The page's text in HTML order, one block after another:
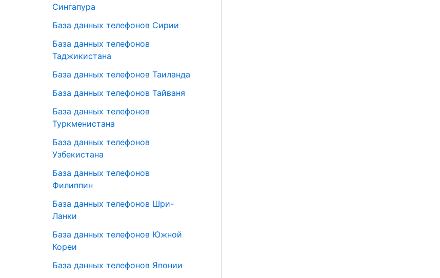
Сингапура
База данных телефонов Сирии
База данных телефонов
Таджикистана
База данных телефонов Таиланда
База данных телефонов Тайваня
База данных телефонов
Туркменистана
База данных телефонов
Узбекистана
База данных телефонов
Филиппин
База данных телефонов Шри-
Ланки
База данных телефонов Южной
Кореи
База данных телефонов Японии